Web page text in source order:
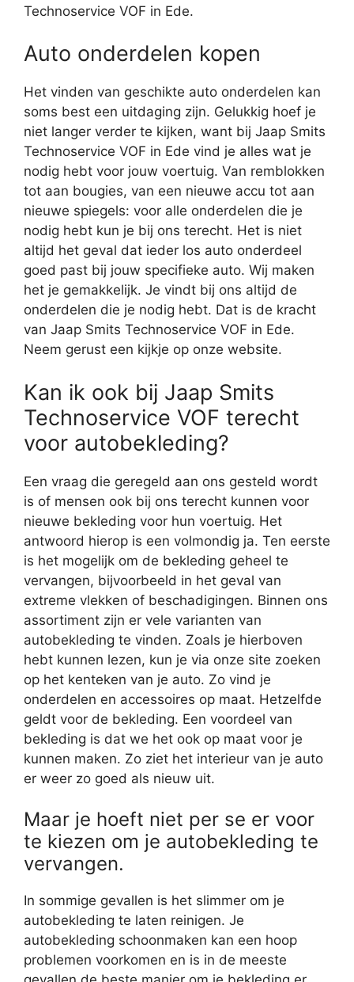
Technoservice VOF in Ede.
Auto onderdelen kopen
Het vinden van geschikte auto onderdelen kan
soms best een uitdaging zijn. Gelukkig hoef je
niet langer verder te kijken, want bij Jaap Smits
Technoservice VOF in Ede vind je alles wat je
nodig hebt voor jouw voertuig. Van remblokken
tot aan bougies, van een nieuwe accu tot aan
nieuwe spiegels: voor alle onderdelen die je
nodig hebt kun je bij ons terecht. Het is niet
altijd het geval dat ieder los auto onderdeel
goed past bij jouw specifieke auto. Wij maken
het je gemakkelijk. Je vindt bij ons altijd de
onderdelen die je nodig hebt. Dat is de kracht
van Jaap Smits Technoservice VOF in Ede.
Neem gerust een kijkje op onze website.
Kan ik ook bij Jaap Smits
Technoservice VOF terecht
voor autobekleding?
Een vraag die geregeld aan ons gesteld wordt
is of mensen ook bij ons terecht kunnen voor
nieuwe bekleding voor hun voertuig. Het
antwoord hierop is een volmondig ja. Ten eerste
is het mogelijk om de bekleding geheel te
vervangen, bijvoorbeeld in het geval van
extreme vlekken of beschadigingen. Binnen ons
assortiment zijn er vele varianten van
autobekleding te vinden. Zoals je hierboven
hebt kunnen lezen, kun je via onze site zoeken
op het kenteken van je auto. Zo vind je
onderdelen en accessoires op maat. Hetzelfde
geldt voor de bekleding. Een voordeel van
bekleding is dat we het ook op maat voor je
kunnen maken. Zo ziet het interieur van je auto
er weer zo goed als nieuw uit.
Maar je hoeft niet per se er voor
te kiezen om je autobekleding te
vervangen.
In sommige gevallen is het slimmer om je
autobekleding te laten reinigen. Je
autobekleding schoonmaken kan een hoop
problemen voorkomen en is in de meeste